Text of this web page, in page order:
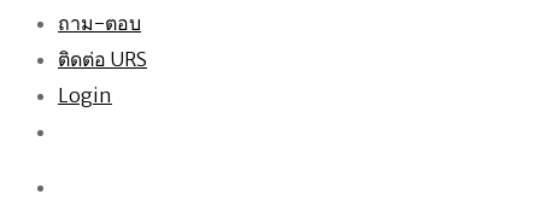
ถาม-ตอบ
ติดต่อ URS
Login